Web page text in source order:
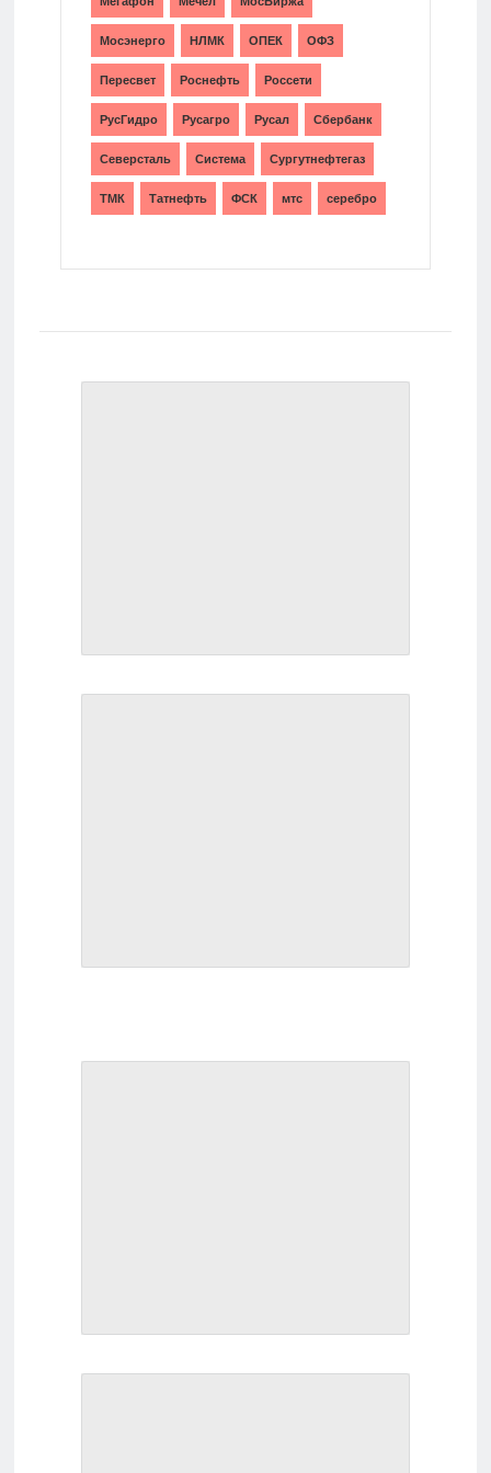
Мосэнерго НЛМК ОПЕК ОФЗ
Пересвет Роснефть Россети
РусГидро Русагро Русал Сбербанк
Северсталь Система Сургутнефтегаз
ТМК Татнефть ФСК мтс серебро